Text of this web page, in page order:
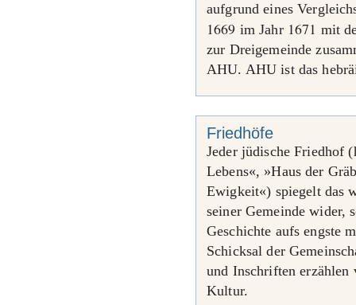
aufgrund eines
1669 im Jahr 1671 mit
zur Dreigemeinde
AHU. AHU ist das
Friedhöfe
Jeder jüdische Friedhof
Lebens«, »Haus der
Ewigkeit«) spiegelt das
seiner Gemeinde wider,
Geschichte aufs engste
Schicksal der
und Inschriften erzählen
Kultur.